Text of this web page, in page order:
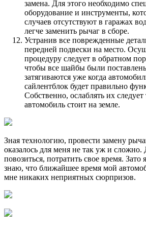
замена. Для этого необходимо
оборудование и инструменты,
случаев отсутствуют в гаражах
легче заменить рычаг в сборе.
Устранив все поврежденные
передней подвески на место.
процедуру следует в обратном
чтобы все шайбы были
затягиваются уже когда
сайлентблок будет правильно
Собственно, ослаблять их следует
автомобиль стоит на земле.
Зная технологию, провести замену
оказалось для меня не так уж и
повозиться, потратить свое время. Зато
знаю, что ближайшее время мой
мне никаких неприятных сюрпризов.